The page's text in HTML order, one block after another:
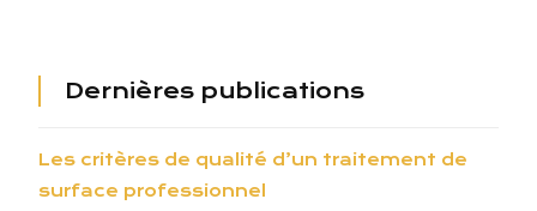
Dernières publications
Les critères de qualité d’un traitement de
surface professionnel